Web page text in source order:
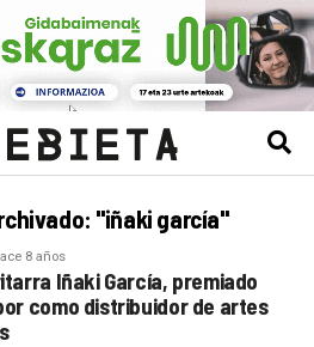
"iñaki garcía"
8 años
Iñaki García, premiado
como distribuidor de artes